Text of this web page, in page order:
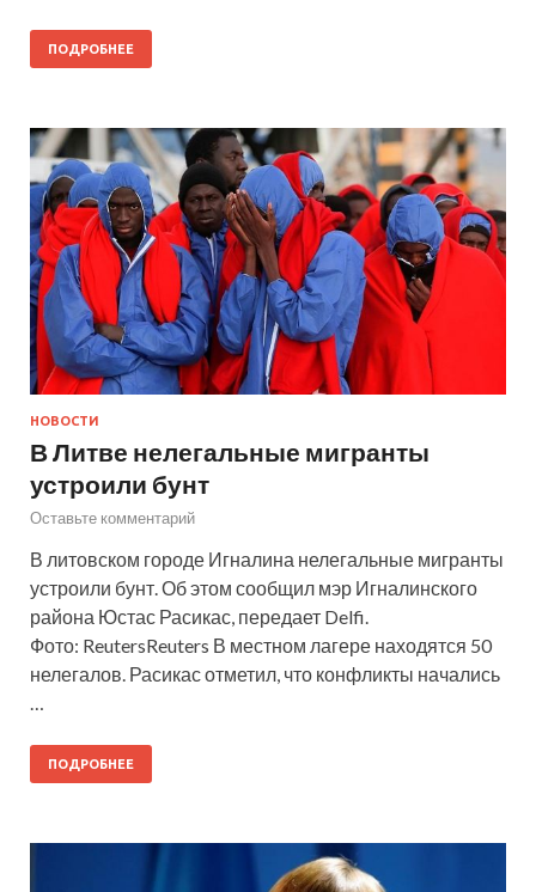
ПОДРОБНЕЕ
НОВОСТИ
В Литве нелегальные мигранты
устроили бунт
Оставьте комментарий
В литовском городе Игналина нелегальные мигранты
устроили бунт. Об этом сообщил мэр Игналинского
района Юстас Расикас, передает Delfi.
Фото: ReutersReuters В местном лагере находятся 50
нелегалов. Расикас отметил, что конфликты начались
…
ПОДРОБНЕЕ